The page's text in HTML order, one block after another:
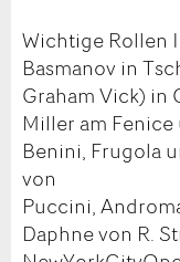
Wichtige Rollen
Basmanov in
Graham Vick) in
Miller am
Benini, Frugola
von
Puccini,
Daphne von R.